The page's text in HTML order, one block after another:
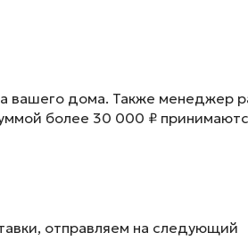
вашего дома. Также менеджер
более 30 000 ₽
отправляем на следующий